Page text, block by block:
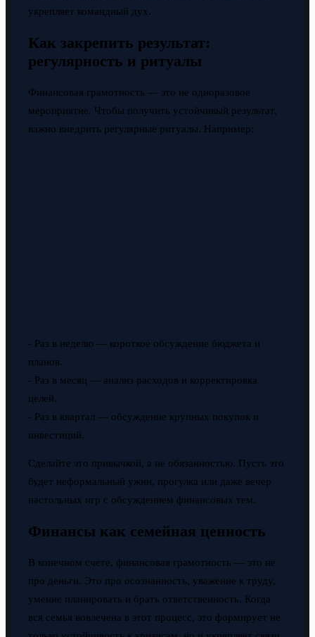
укрепляет командный дух.
Как закрепить результат:
регулярность и ритуалы
Финансовая грамотность — это не одноразовое
мероприятие. Чтобы получить устойчивый результат,
важно внедрить регулярные ритуалы. Например:
- Раз в неделю — короткое обсуждение бюджета и
планов.
- Раз в месяц — анализ расходов и корректировка
целей.
- Раз в квартал — обсуждение крупных покупок и
инвестиций.
Сделайте это привычкой, а не обязанностью. Пусть это
будет неформальный ужин, прогулка или даже вечер
настольных игр с обсуждением финансовых тем.
Финансы как семейная ценность
В конечном счете, финансовая грамотность — это не
про деньги. Это про осознанность, уважение к труду,
умение планировать и брать ответственность. Когда
вся семья вовлечена в этот процесс, это формирует не